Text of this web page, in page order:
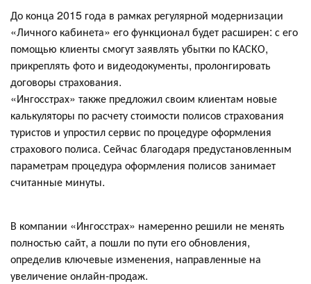
До конца 2015 года в рамках регулярной модернизации
«Личного кабинета» его функционал будет расширен: с его
помощью клиенты смогут заявлять убытки по КАСКО,
прикреплять фото и видеодокументы, пролонгировать
договоры страхования.
«Ингосстрах» также предложил своим клиентам новые
калькуляторы по расчету стоимости полисов страхования
туристов и упростил сервис по процедуре оформления
страхового полиса. Сейчас благодаря предустановленным
параметрам процедура оформления полисов занимает
считанные минуты.
В компании «Ингосстрах» намеренно решили не менять
полностью сайт, а пошли по пути его обновления,
определив ключевые изменения, направленные на
увеличение онлайн-продаж.